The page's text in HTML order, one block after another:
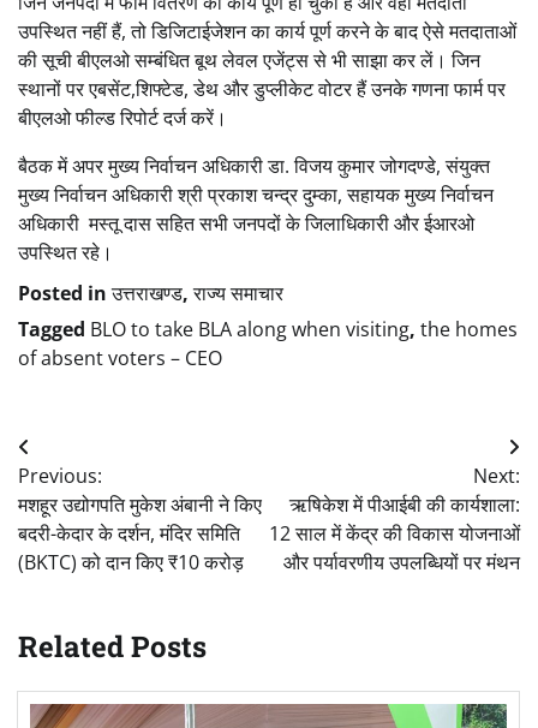
उपस्थित नहीं हैं, तो डिजिटाईजेशन का कार्य पूर्ण करने के बाद ऐसे मतदाताओं
की सूची बीएलओ सम्बंधित बूथ लेवल एजेंट्स से भी साझा कर लें। जिन
स्थानों पर एबसेंट,शिफ्टेड, डेथ और डुप्लीकेट वोटर हैं उनके गणना फार्म पर
बीएलओ फील्ड रिपोर्ट दर्ज करें।
बैठक में अपर मुख्य निर्वाचन अधिकारी डा. विजय कुमार जोगदण्डे, संयुक्त
मुख्य निर्वाचन अधिकारी श्री प्रकाश चन्द्र दुम्का, सहायक मुख्य निर्वाचन
अधिकारी मस्तू दास सहित सभी जनपदों के जिलाधिकारी और ईआरओ
उपस्थित रहे।
Posted inउत्तराखण्ड,राज्य समाचार
Tagged BLO to take BLA along when visiting, the homes
of absent voters – CEO
Post
navigation
Previous:
मशहूर उद्योगपति मुकेश अंबानी ने किए
बदरी-केदार के दर्शन, मंदिर समिति
(BKTC) को दान किए ₹10 करोड़
Next:
ऋषिकेश में पीआईबी की कार्यशाला:
12 साल में केंद्र की विकास योजनाओं
और पर्यावरणीय उपलब्धियों पर मंथन
Related Posts